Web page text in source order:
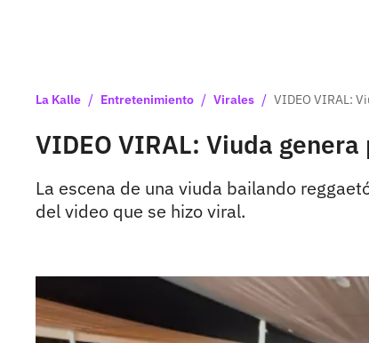
La Kalle / Entretenimiento / Virales / VIDEO VIRAL:
VIDEO VIRAL: Viuda
La escena de una viuda bailando
del video que se hizo viral.